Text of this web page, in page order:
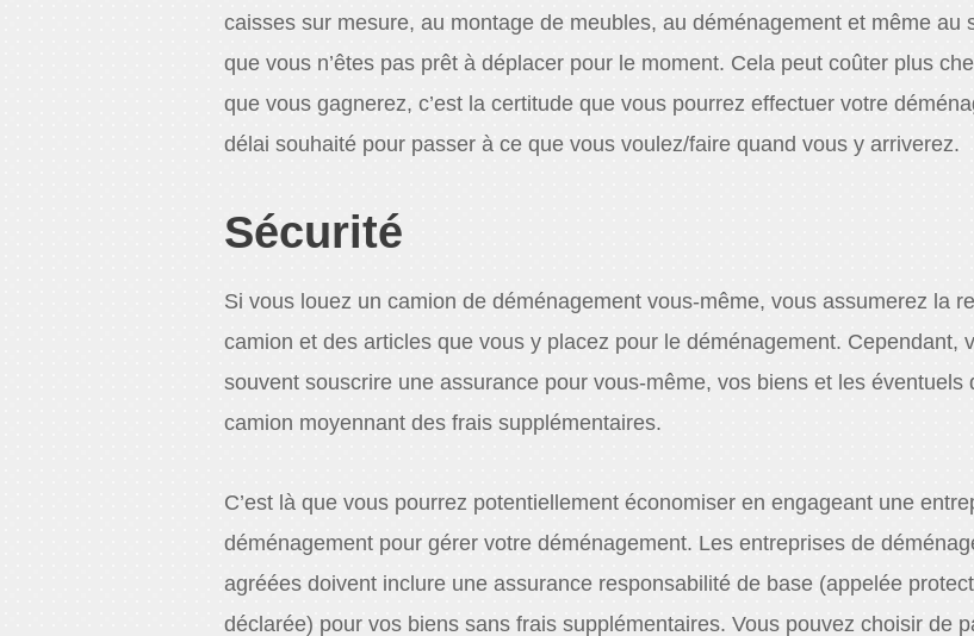
caisses sur mesure, au montage de meubles, au déménagement et même au
que vous n’êtes pas prêt à déplacer pour le moment. Cela peut coûter plus
que vous gagnerez, c’est la certitude que vous pourrez effectuer votre
délai souhaité pour passer à ce que vous voulez/faire quand vous y arriverez.
Sécurité
Si vous louez un camion de déménagement vous-même, vous assumerez la
camion et des articles que vous y placez pour le déménagement. Cependant,
souvent souscrire une assurance pour vous-même, vos biens et les éventuels
camion moyennant des frais supplémentaires.
C’est là que vous pourrez potentiellement économiser en engageant une
déménagement pour gérer votre déménagement. Les entreprises de
agréées doivent inclure une assurance responsabilité de base (appelée
déclarée) pour vos biens sans frais supplémentaires. Vous pouvez choisir de